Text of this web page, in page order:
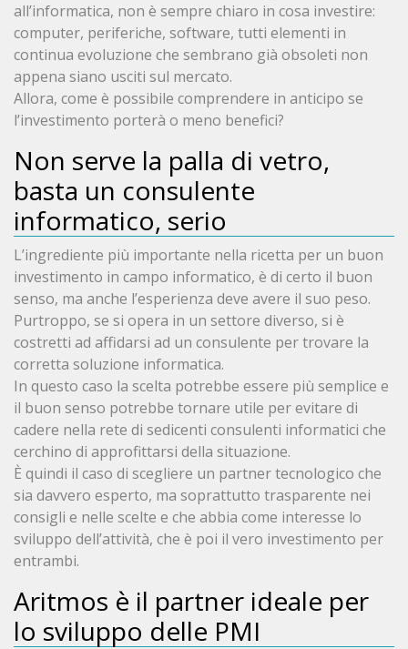
all’informatica, non è sempre chiaro in cosa investire:
computer, periferiche, software, tutti elementi in
continua evoluzione che sembrano già obsoleti non
appena siano usciti sul mercato.
Allora, come è possibile comprendere in anticipo se
l’investimento porterà o meno benefici?
Non serve la palla di vetro,
basta un consulente
informatico, serio
L’ingrediente più importante nella ricetta per un buon
investimento in campo informatico, è di certo il buon
senso, ma anche l’esperienza deve avere il suo peso.
Purtroppo, se si opera in un settore diverso, si è
costretti ad affidarsi ad un consulente per trovare la
corretta soluzione informatica.
In questo caso la scelta potrebbe essere più semplice e
il buon senso potrebbe tornare utile per evitare di
cadere nella rete di sedicenti consulenti informatici che
cerchino di approfittarsi della situazione.
È quindi il caso di scegliere un partner tecnologico che
sia davvero esperto, ma soprattutto trasparente nei
consigli e nelle scelte e che abbia come interesse lo
sviluppo dell’attività, che è poi il vero investimento per
entrambi.
Aritmos è il partner ideale per
lo sviluppo delle PMI